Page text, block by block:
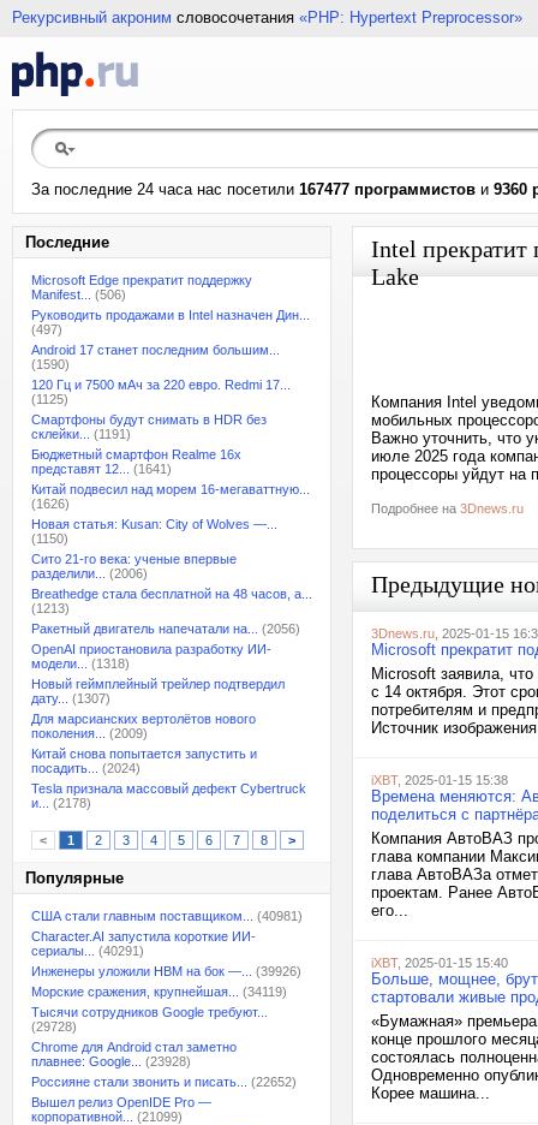
Рекурсивный акроним словосочетания «PHP: Hypertext Preprocessor»
За последние 24 часа нас посетили 167477 программистов и 9360
Последние
Microsoft Edge прекратит поддержку
Manifest...
(506)
Руководить продажами в Intel назначен Дин...
(497)
Android 17 станет последним большим...
(1590)
120 Гц и 7500 мАч за 220 евро. Redmi 17...
(1125)
Смартфоны будут снимать в HDR без
склейки...
(1191)
Бюджетный смартфон Realme 16x
представят 12...
(1641)
Китай подвесил над морем 16-мегаваттную...
(1626)
Новая статья: Kusan: City of Wolves —...
(1150)
Сито 21-го века: ученые впервые
разделили...
(2006)
Breathedge стала бесплатной на 48 часов, а...
(1213)
Ракетный двигатель напечатали на...
(2056)
OpenAI приостановила разработку ИИ-
модели...
(1318)
Новый геймплейный трейлер подтвердил
дату...
(1307)
Для марсианских вертолётов нового
поколения...
(2009)
Китай снова попытается запустить и
посадить...
(2024)
Tesla признала массовый дефект Cybertruck
и...
(2178)
< 1 2 3 4 5 6 7 8 >
Популярные
США стали главным поставщиком...
(40981)
Character.AI запустила короткие ИИ-
сериалы...
(40291)
Инженеры уложили HBM на бок —...
(39926)
Морские сражения, крупнейшая...
(34119)
Тысячи сотрудников Google требуют...
(29728)
Chrome для Android стал заметно
плавнее: Google...
(23928)
Россияне стали звонить и писать...
(22652)
Вышел релиз OpenIDE Pro —
корпоративной...
(21099)
Intel прекратит
Lake
Компания Intel
мобильных
Важно уточнить, что
июле 2025 года
процессоры уйдут на
Подробнее на 3Dnews.ru
Предыдущие
3Dnews.ru , 2025-01-15
Microsoft прекратит
Microsoft заявила,
с 14 октября. Этот
потребителям и
Источник
iXBT, 2025-01-15 15:38
Времена меняются:
поделиться с
Компания АвтоВАЗ
глава компании
глава АвтоВАЗа
проектам. Ранее
его...
iXBT, 2025-01-15 15:40
Больше, мощнее,
стартовали живые
«Бумажная» премьера
конце прошлого
состоялась
Одновременно
Корее машина...